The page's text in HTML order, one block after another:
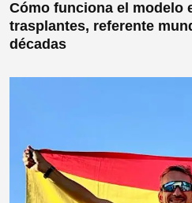
Cómo funciona el modelo
trasplantes, referente
décadas